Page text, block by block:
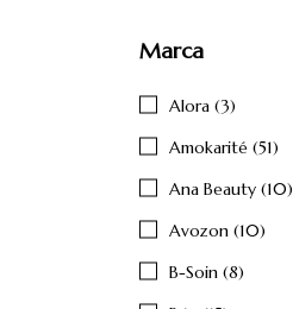
Marca
Alora (3)
Amokarité (51)
Ana Beauty (10)
Avozon (10)
B-Soin (8)